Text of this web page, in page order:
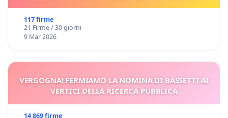
117 firme
21 Firme / 30 giorni
9 Mar 2026
VERGOGNA! FERMIAMO LA NOMINA DI BASSETTI AI
VERTICI DELLA RICERCA PUBBLICA
14 869 firme